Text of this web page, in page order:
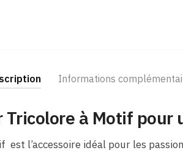
Informations
Tricolore à Motif pour
l’accessoire idéal pour les